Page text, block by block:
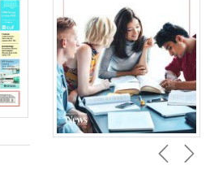
Previous
Next